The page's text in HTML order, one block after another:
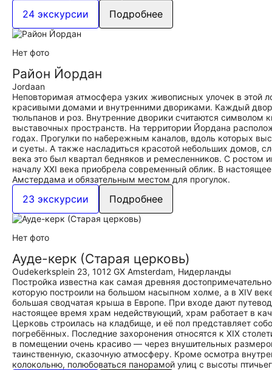
24 экскурсии Подробнее
Нет фото
Район Йордан
Jordaan
Неповторимая атмосфера узких живописных улочек в этой
красивыми домами и внутренними двориками. Каждый
тюльпанов и роз. Внутренние дворики считаются символом
выставочных пространств. На территории Йордана
годах. Прогулки по набережным каналов, вдоль которых
и суеты. А также насладиться красотой небольших домов,
века это был квартал бедняков и ремесленников. С ростом
началу XXI века приобрела современный облик. В
Амстердама и обязательным местом для прогулок.
23 экскурсии Подробнее
Нет фото
Ауде-керк (Старая церковь)
Oudekerksplein 23, 1012 GX Amsterdam, Нидерланды
Постройка известна как самая древняя
которую построили на большом насыпном холме, а в XIV
большая сводчатая крыша в Европе. При входе дают
настоящее время храм недействующий, храм работает в
Церковь строилась на кладбище, и её пол представляет
погребённых. Последние захоронения относятся к XIX
в помещении очень красиво — через внушительных
таинственную, сказочную атмосферу. Кроме осмотра
колокольню, полюбоваться панорамой улиц с высоты